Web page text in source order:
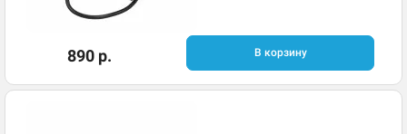
890 р. В корзину